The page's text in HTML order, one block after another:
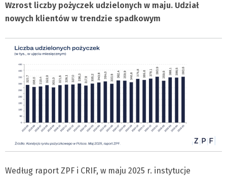
Wzrost liczby pożyczek udzielonych w maju. Udział
nowych klientów w trendzie spadkowym
Według raport ZPF i CRIF, w maju 2025 r. instytucje